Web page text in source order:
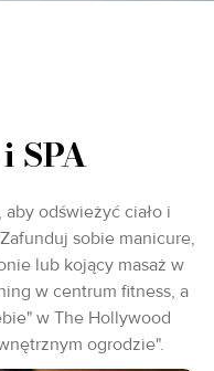
SPA
odświeżyć ciało i
sobie manicure,
lub kojący masaż w
w centrum fitness, a
w The Hollywood
ogrodzie".